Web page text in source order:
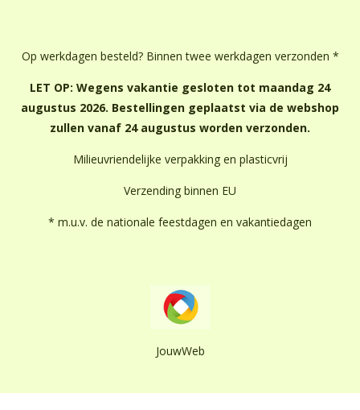
Op werkdagen besteld? Binnen twee werkdagen verzonden *
LET OP: Wegens vakantie gesloten tot maandag 24
augustus 2026. Bestellingen geplaatst via de webshop
zullen vanaf 24 augustus worden verzonden.
Milieuvriendelijke verpakking en plasticvrij
Verzending binnen EU
* m.u.v. de nationale feestdagen en vakantiedagen
JouwWeb